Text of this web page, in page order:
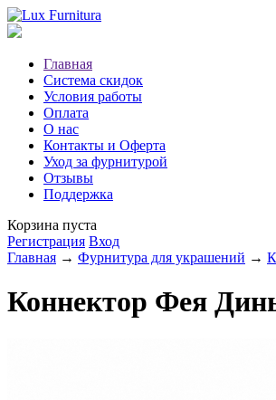
Главная
Система скидок
Условия работы
Оплата
О нас
Контакты и Оферта
Уход за фурнитурой
Отзывы
Поддержка
Корзина пуста
Регистрация Вход
Главная → Фурнитура для украшений →
Коннектор Фея